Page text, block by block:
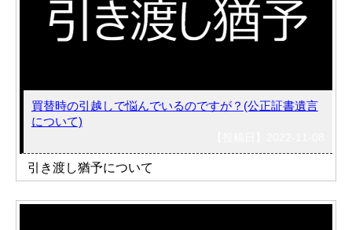
買替時の引越しで悩んでいるのですが？(公正証書遺言
について)
引き渡し猶予について